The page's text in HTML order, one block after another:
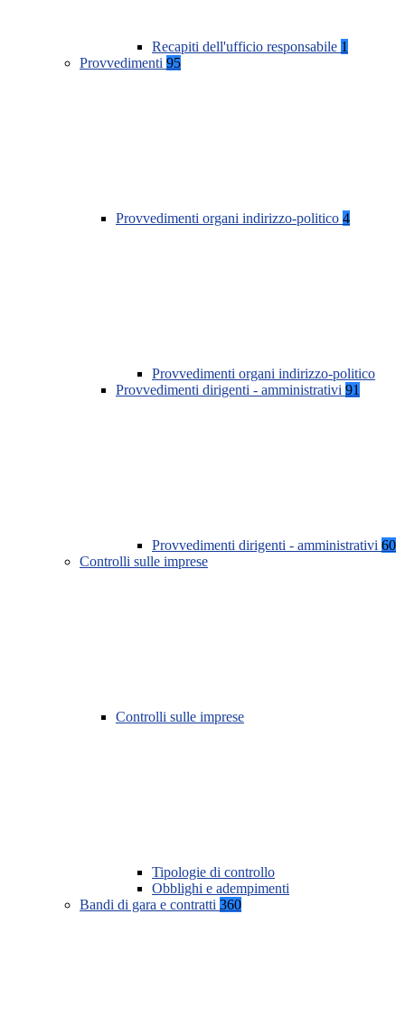
Recapiti dell'ufficio responsabile 1
Provvedimenti 95
Provvedimenti organi indirizzo-politico 4
Provvedimenti organi indirizzo-politico
Provvedimenti dirigenti - amministrativi 91
Provvedimenti dirigenti - amministrativi 60
Controlli sulle imprese
Controlli sulle imprese
Tipologie di controllo
Obblighi e adempimenti
Bandi di gara e contratti 360